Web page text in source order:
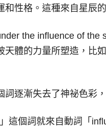
和性格。這種來自星辰
the influence of the
天體的力量所塑造，比
詞逐漸失去了神祕色彩
這個詞就來自動詞「